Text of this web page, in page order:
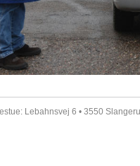
Lebahnsvej 6 • 3550